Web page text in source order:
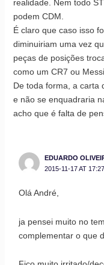
realidade. Nem todo
podem CDM.
É claro que caso isso
diminuiriam uma vez
peças de posições
como um CR7 ou
De toda forma, a carta
e não se enquadraria
acho que é falta de
EDUARDO
2015-11-17 AT 17:27
Olá André,
ja pensei muito no
complementar o que